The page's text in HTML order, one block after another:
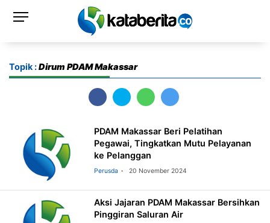
Topik :Dirum PDAM Makassar
PDAM Makassar Beri Pelatihan
Pegawai, Tingkatkan Mutu Pelayanan
ke Pelanggan
Perusda 20 November 2024
Aksi Jajaran PDAM Makassar Bersihkan
Pinggiran Saluran Air